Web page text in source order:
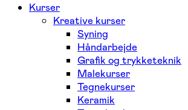
Kurser
Kreative kurser
Syning
Håndarbejde
Grafik og trykketeknik
Malekurser
Tegnekurser
Keramik